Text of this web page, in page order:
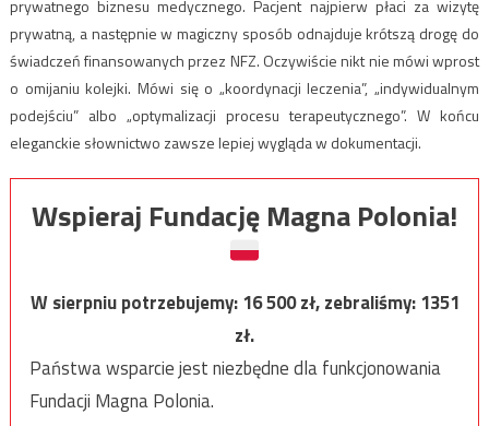
prywatnego biznesu medycznego. Pacjent najpierw płaci za wizytę
prywatną, a następnie w magiczny sposób odnajduje krótszą drogę do
świadczeń finansowanych przez NFZ. Oczywiście nikt nie mówi wprost
o omijaniu kolejki. Mówi się o „koordynacji leczenia”, „indywidualnym
podejściu” albo „optymalizacji procesu terapeutycznego”. W końcu
eleganckie słownictwo zawsze lepiej wygląda w dokumentacji.
Wspieraj Fundację Magna Polonia!
W sierpniu potrzebujemy:16 500zł, zebraliśmy:1351
zł.
Państwa wsparcie jest niezbędne dla funkcjonowania
Fundacji Magna Polonia.